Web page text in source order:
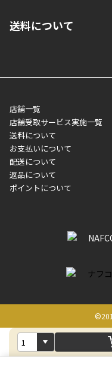
■代金引換(代引)※手数料が
■商品によっては一部決済
す。
ご注文が確認出来次第、1
業日にてお引渡しとなり
メーカー直送品など一部
制限がかかる場合がござい
異なる場合がございます。
い。
■店舗受取をご選択いただ
ご注文が確認出来次第、お
をさせていただきます。店
いただく場合がございま
のみの受け渡しとなりま
ん）店舗で準備が出来次
送料について
店舗一覧
店舗受取サービス実施一覧
送料について
お支払いについて
配送について
返品について
ポイントについて